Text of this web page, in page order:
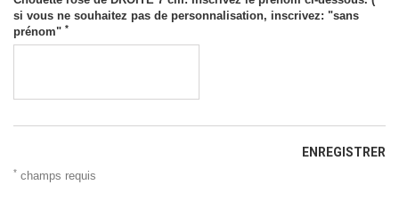
si vous ne souhaitez pas de personnalisation, inscrivez: "sans
prénom" *
ENREGISTRER
* champs requis